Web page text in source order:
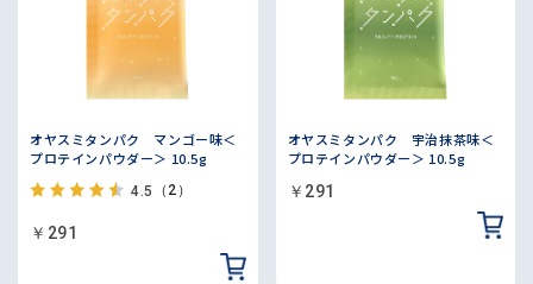
オヤスミタンパク マンゴー味＜
プロテインパウダー＞ 10.5g
4.5 （2）
￥291
オヤスミタンパク 宇治抹茶味＜
プロテインパウダー＞ 10.5g
￥291